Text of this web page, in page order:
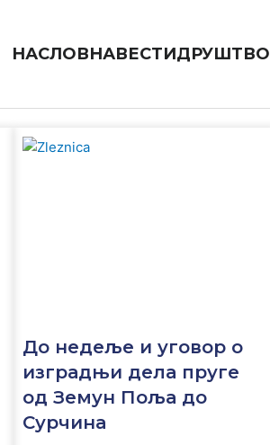
НАСЛОВНАВЕСТИДРУШТВО
До недеље и уговор о
изградњи дела пруге
од Земун Поља до
Сурчина